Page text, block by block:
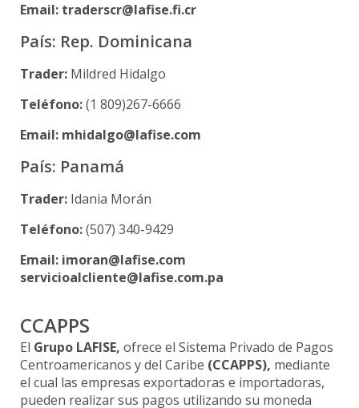
Email: traderscr@lafise.fi.cr
País: Rep. Dominicana
Trader: Mildred Hidalgo
Teléfono:(1 809)267-6666
Email: mhidalgo@lafise.com
País: Panamá
Trader: Idania Morán
Teléfono:(507) 340-9429
Email: imoran@lafise.com
servicioalcliente@lafise.com.pa
CCAPPS
El Grupo LAFISE, ofrece el Sistema Privado de Pagos
Centroamericanos y del Caribe (CCAPPS), mediante
el cual las empresas exportadoras e importadoras,
pueden realizar sus pagos utilizando su moneda